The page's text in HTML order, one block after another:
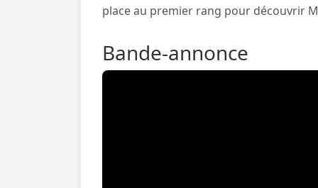
place au premier rang pour découvrir
Bande-annonce